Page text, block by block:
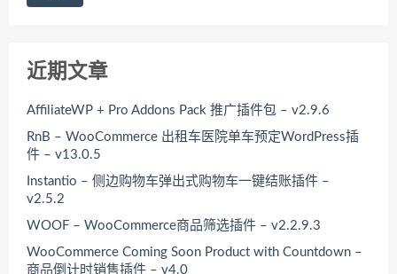
近期文章
AffiliateWP + Pro Addons Pack 推广插件包 – v2.9.6
RnB – WooCommerce 出租车医院单车预定WordPress插
件 – v13.0.5
Instantio – 侧边购物车弹出式购物车一键结账插件 –
v2.5.2
WOOF – WooCommerce商品筛选插件 – v2.2.9.3
WooCommerce Coming Soon Product with Countdown –
商品倒计时销售插件 – v4.0